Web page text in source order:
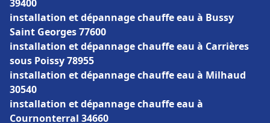
39400
installation et dépannage chauffe eau à Bussy
Saint Georges 77600
installation et dépannage chauffe eau à Carrières
sous Poissy 78955
installation et dépannage chauffe eau à Milhaud
30540
installation et dépannage chauffe eau à
Cournonterral 34660